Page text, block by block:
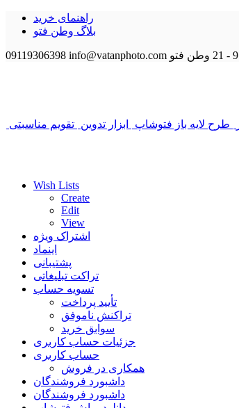
راهنمای خرید
بلاگ وطن فتو
09119306398 info@vatanphoto.com وطن فتو
طرح لایه باز فتوشاپ ابزار تدوین تقویم مناسبتی
Wish Lists
Create
Edit
View
اشتراک ویژه
اینماد
پشتیبانی
تراکت تبلیغاتی
تسویه حساب
تأیید پرداخت
تراکنش ناموفق
سوابق خرید
جزئیات حساب کاربری
حساب کاربری
همکاری در فروش
داشبورد فروشندگان
داشبورد فروشندگان